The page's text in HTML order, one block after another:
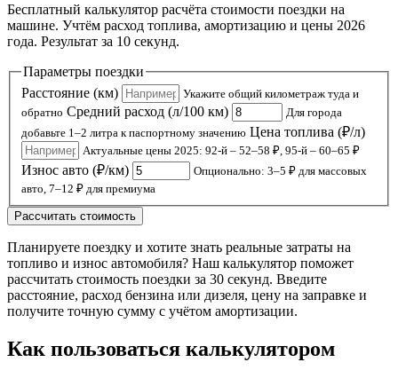
Бесплатный калькулятор расчёта стоимости поездки на
машине. Учтём расход топлива, амортизацию и цены 2026
года. Результат за 10 секунд.
Параметры поездки
Расстояние (км)
Укажите общий километраж туда и
обратно Средний расход (л/100 км)
Для города
добавьте 1–2 литра к паспортному значению Цена топлива (₽/л)
Актуальные цены 2025: 92-й – 52–58 ₽, 95-й – 60–65 ₽
Износ авто (₽/км)
Опционально: 3–5 ₽ для массовых
авто, 7–12 ₽ для премиума
Рассчитать стоимость
Планируете поездку и хотите знать реальные затраты на
топливо и износ автомобиля? Наш калькулятор поможет
рассчитать стоимость поездки за 30 секунд. Введите
расстояние, расход бензина или дизеля, цену на заправке и
получите точную сумму с учётом амортизации.
Как пользоваться калькулятором